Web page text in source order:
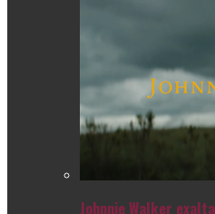
Johnnie Walker